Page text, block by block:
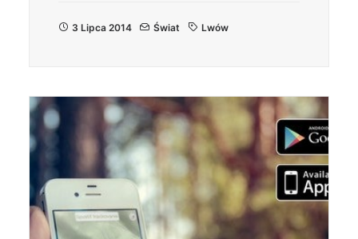
3 Lipca 2014 Świat Lwów